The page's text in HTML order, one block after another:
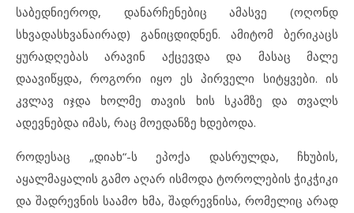
საბედნიეროდ, დანარჩენებიც ამასვე (ოღონდ
სხვადასხვანაირად) განიცდიდნენ. ამიტომ ბერიკაცს
ყურადღებას არავინ აქცევდა და მასაც მალე
დაავიწყდა, როგორი იყო ეს პირველი სიტყვები. ის
კვლავ იჯდა ხოლმე თავის ხის სკამზე და თვალს
ადევნებდა იმას, რაც მოედანზე ხდებოდა.
როდესაც „დიახ“-ს ეპოქა დასრულდა, ჩხუბის,
აყალმაყალის გამო აღარ ისმოდა ტოროლების ჭიკჭიკი
და შადრევნის საამო ხმა, შადრევნისა, რომელიც არად